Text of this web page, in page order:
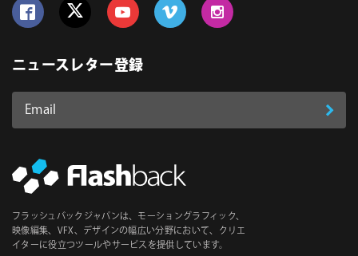
ニュースレター登録
Email
ス
必
須
登
フラッシュバックジャパンは、モーショングラフィック、
映像編集、VFX、デザインの幅広い分野において、クリエ
イターに役立つツールやサービスを提供しています。